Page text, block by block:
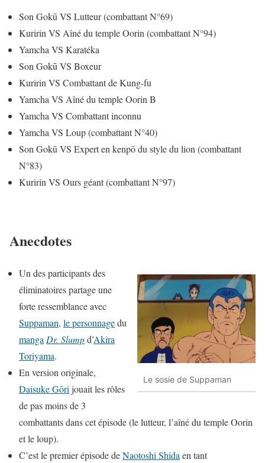
Son Gokū VS Lutteur (combattant N°69)
Kuririn VS Aîné du temple Oorin (combattant N°94)
Yamcha VS Karatéka
Son Gokū VS Boxeur
Kuririn VS Combattant de Kung-fu
Yamcha VS Aîné du temple Oorin B
Yamcha VS Combattant inconnu
Yamcha VS Loup (combattant N°40)
Son Gokū VS Expert en kenpō du style du lion (combattant
N°83)
Kuririn VS Ours géant (combattant N°97)
Anecdotes
Le sosie de Suppaman
Un des participants des
éliminatoires partage une
forte ressemblance avec
Suppaman, le personnagedu
manga Dr. Slumpd’Akira
Toriyama.
En version originale,
Daisuke Gōri jouait les rôles
de pas moins de 3
combattants dans cet épisode (le lutteur, l’aîné du temple Oorin
et le loup).
C’est le premier épisode deNaotoshi Shida en tant